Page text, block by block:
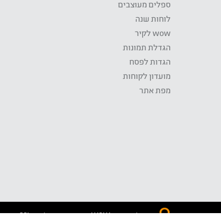
ספלים מעוצבים
לוחות שנה
wow לקיר
הגדלת תמונות
הגדות לפסח
מועדון לקוחות
מפת אתר
התשלום באתר WOW מאובטח בטכנולוגית SSL